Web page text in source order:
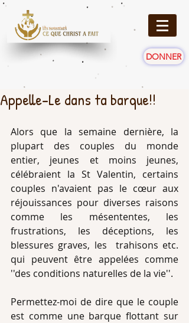
DONNER
Appelle-Le dans ta barque!!
Alors que la semaine dernière, la
plupart des couples du monde
entier, jeunes et moins jeunes,
célébraient la St Valentin, certains
couples n'avaient pas le cœur aux
réjouissances pour diverses raisons
comme les mésententes, les
frustrations, les déceptions, les
blessures graves, les  trahisons etc.
qui peuvent être appelées comme
Permettez-moi de dire que le couple
est comme une barque flottant sur